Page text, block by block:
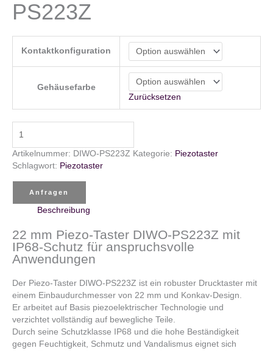
PS223Z
Kontaktkonfiguration
Gehäusefarbe
Zurücksetzen
Taster
DIWO-
PS223Z
Artikelnummer: DIWO-PS223Z Kategorie: Piezotaster
Schlagwort: Piezotaster
Anfragen
Beschreibung
22 mm Piezo-Taster DIWO-PS223Z mit
IP68-Schutz für anspruchsvolle
Anwendungen
Der Piezo-Taster DIWO-PS223Z ist ein robuster Drucktaster mit
einem Einbaudurchmesser von 22 mm und Konkav-Design.
Er arbeitet auf Basis piezoelektrischer Technologie und
verzichtet vollständig auf bewegliche Teile.
Durch seine Schutzklasse IP68 und die hohe Beständigkeit
gegen Feuchtigkeit, Schmutz und Vandalismus eignet sich